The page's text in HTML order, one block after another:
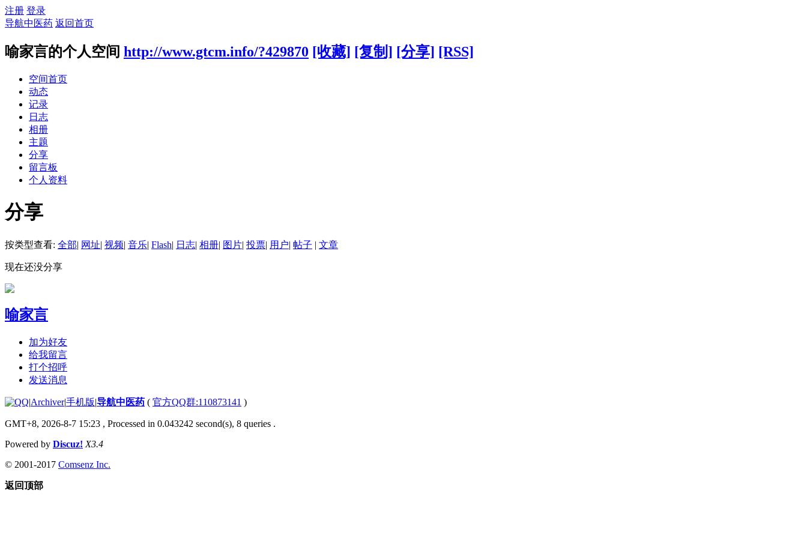
注册 登录
导航中医药 返回首页
喻家言的个人空间 http://www.gtcm.info/?429870 [收藏] [复制] [分享] [RSS]
空间首页
动态
记录
日志
相册
主题
分享
留言板
个人资料
分享
按类型查看: 全部| 网址| 视频| 音乐| Flash| 日志| 相册| 图片| 投票| 用户| 帖子 | 文章
现在还没分享
喻家言
加为好友
给我留言
打个招呼
发送消息
|Archiver|手机版|导航中医药 ( 官方QQ群:110873141 )
GMT+8, 2026-8-7 15:23 , Processed in 0.043242 second(s), 8 queries .
Powered by Discuz! X3.4
© 2001-2017 Comsenz Inc.
返回顶部